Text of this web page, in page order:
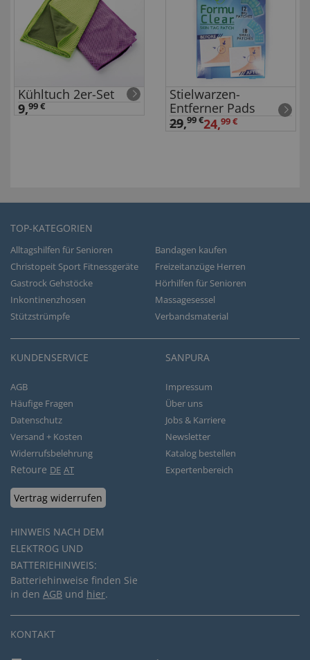
Kühltuch 2er-Set
9,99 €
Stielwarzen-
Entferner Pads
29,99 €24,99 €
TOP-KATEGORIEN
Alltagshilfen für Senioren
Bandagen kaufen
Christopeit Sport Fitnessgeräte
Freizeitanzüge Herren
Gastrock Gehstöcke
Hörhilfen für Senioren
Inkontinenzhosen
Massagesessel
Stützstrümpfe
Verbandsmaterial
KUNDENSERVICE
AGB
Häufige Fragen
Datenschutz
Versand + Kosten
Widerrufsbelehrung
Retoure DE AT
Vertrag widerrufen
HINWEIS NACH DEM
ELEKTROG UND
BATTERIEHINWEIS:
Batteriehinweise finden Sie
in den AGB und hier.
SANPURA
Impressum
Über uns
Jobs & Karriere
Newsletter
Katalog bestellen
Expertenbereich
KONTAKT